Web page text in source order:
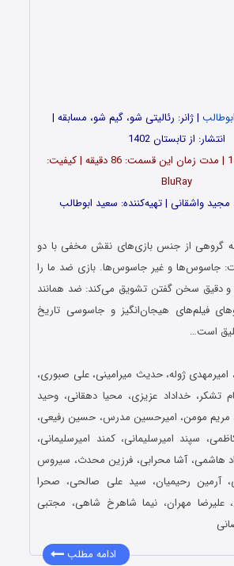
| ژانر: رئالیتی شو، گیم شو، مسابقه |
انتشار: از تابستان 1402
تعداد قسمت‌ها: 15 | مدت زمان این قسمت: 86 دقیقه | کیفیت:
BluRay
مجید واشقانی | تهیه‌کننده: سعید ابوطالب
گروهی از جنس بازی‌های نقش مخفی با دو
جاسوس‌ها و غیر جاسوس‌ها. بازی ضد ما را
دقیق سخن گفتن تشویق می‌کند: ضد همانند
فیلم‌های هیجان‌انگیز و جاسوسی تاریخ
است…
ژوله، حدیث میرامینی، علی صبوری،
تشکر، خداداد عزیزی، محیا دهقانی، وحید
مریم مومن، امیرحسین مدرس، حسین رفیعی،
سپند امیرسلیمانی، کمند امیرسلیمانی،
هاشمی، آشا محرابی، فرزین محدث، سیروس
آرمین رحیمیان، سید علی صالحی، صحرا
علیرضا مهران، نیما شاهرخ شاهی، مجتبی
ادامه مطلب